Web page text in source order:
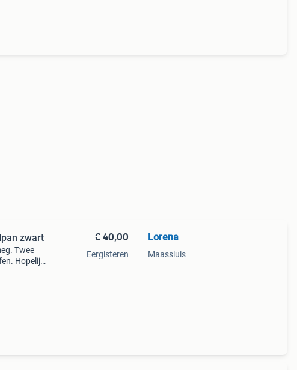
zwart
Twee
Hopelijk
€ 40,00
Eergisteren
Lorena
Maassluis